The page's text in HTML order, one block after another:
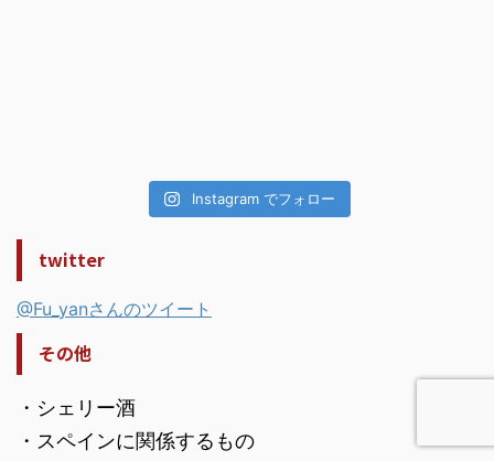
Instagram でフォロー
twitter
@Fu_yanさんのツイート
その他
・シェリー酒
・スペインに関係するもの